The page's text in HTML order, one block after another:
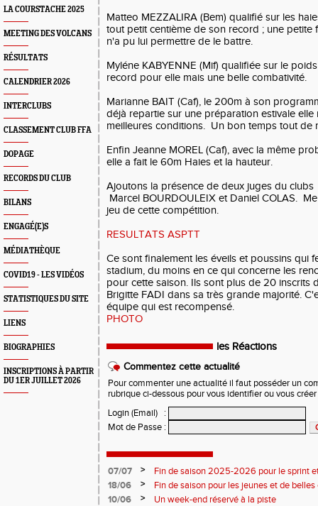
LA COURSTACHE 2025
MEETING DES VOLCANS
RÉSULTATS
CALENDRIER 2026
INTERCLUBS
CLASSEMENT CLUB FFA
DOPAGE
RECORDS DU CLUB
BILANS
ENGAGÉ(E)S
MÉDIATHÈQUE
COVID19 - LES VIDÉOS
STATISTIQUES DU SITE
LIENS
BIOGRAPHIES
INSCRIPTIONS À PARTIR
DU 1ER JUILLET 2026
Matteo MEZZALIRA (Bem) qualifié sur les
tout petit centième de son record ; une petite
n'a pu lui permettre de le battre.
Myléne KABYENNE (Mif) qualifiée sur le
record pour elle mais une belle combativité.
Marianne BAIT (Caf), le 200m à son
déjà repartie sur une préparation estivale elle
meilleures conditions. Un bon temps tout de
Enfin Jeanne MOREL (Caf), avec la même
elle a fait le 60m Haies et la hauteur.
Ajoutons la présence de deux juges du
Marcel BOURDOULEIX et Daniel COLAS.
jeu de cette compétition.
RESULTATS ASPTT
Ce sont finalement les éveils et poussins qui
stadium, du moins en ce qui concerne les
pour cette saison. Ils sont plus de 20 inscrits
Brigitte FADI dans sa très grande majorité.
équipe qui est recompensé.
PHOTO
les Réactions
Commentez cette actualité
Pour commenter une actualité il faut posséder un
rubrique ci-dessous pour vous identifier ou vous
Login (Email)
:
Mot de Passe :
07/07 >
Fin de saison 2025-2026 pour le sprint
18/06
>
Fin de saison pour les jeunes et de
10/06
>
Un week-end réservé à la piste